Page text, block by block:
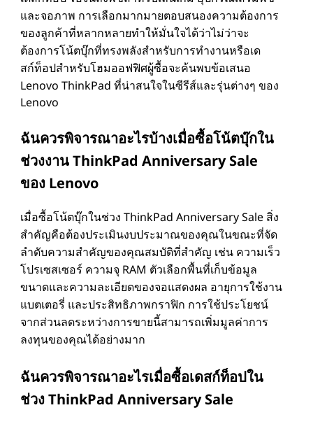
และจอภาพ การเลือกมากมายตอบสนองความต้องการ
ของลูกค้าที่หลากหลายทําให้มั่นใจได้ว่าไม่ว่าจะ
ต้องการโน้ตบุ๊กที่ทรงพลังสําหรับการทํางานหรือเด
สก์ท็อปสําหรับโฮมออฟฟิศผู้ซื้อจะค้นพบข้อเสนอ
Lenovo ThinkPad ที่น่าสนใจในซีรีส์และรุ่นต่างๆ ของ
Lenovo
ฉันควรพิจารณาอะไรบ้างเมื่อซื้อโน้ตบุ๊กใน
ช่วงงาน ThinkPad Anniversary Sale
ของ Lenovo
เมื่อซื้อโน้ตบุ๊กในช่วง ThinkPad Anniversary Sale สิ่ง
สําคัญคือต้องประเมินงบประมาณของคุณในขณะที่จัด
ลําดับความสําคัญของคุณสมบัติที่สําคัญ เช่น ความเร็ว
โปรเซสเซอร์ ความจุ RAM ตัวเลือกพื้นที่เก็บข้อมูล
ขนาดและความละเอียดของจอแสดงผล อายุการใช้งาน
แบตเตอรี่ และประสิทธิภาพกราฟิก การใช้ประโยชน์
จากส่วนลดระหว่างการขายนี้สามารถเพิ่มมูลค่าการ
ลงทุนของคุณได้อย่างมาก
ฉันควรพิจารณาอะไรเมื่อซื้อเดสก์ท็อปใน
ช่วง ThinkPad Anniversary Sale